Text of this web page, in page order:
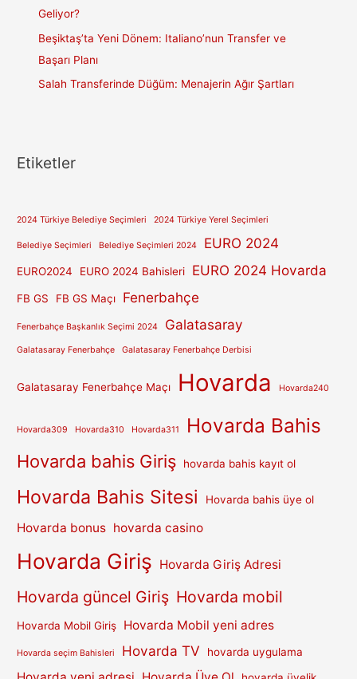
Geliyor?
Beşiktaş’ta Yeni Dönem: Italiano’nun Transfer ve
Başarı Planı
Salah Transferinde Düğüm: Menajerin Ağır Şartları
Etiketler
2024 Türkiye Belediye Seçimleri 2024 Türkiye Yerel Seçimleri
Belediye Seçimleri Belediye Seçimleri 2024 EURO 2024
EURO2024 EURO 2024 Bahisleri EURO 2024 Hovarda
FB GS FB GS Maçı Fenerbahçe
Fenerbahçe Başkanlık Seçimi 2024 Galatasaray
Galatasaray Fenerbahçe Galatasaray Fenerbahçe Derbisi
Galatasaray Fenerbahçe Maçı Hovarda Hovarda240
Hovarda309 Hovarda310 Hovarda311 Hovarda Bahis
Hovarda bahis Giriş hovarda bahis kayıt ol
Hovarda Bahis Sitesi Hovarda bahis üye ol
Hovarda bonus hovarda casino
Hovarda Giriş Hovarda Giriş Adresi
Hovarda güncel Giriş Hovarda mobil
Hovarda Mobil Giriş Hovarda Mobil yeni adres
Hovarda seçim Bahisleri Hovarda TV hovarda uygulama